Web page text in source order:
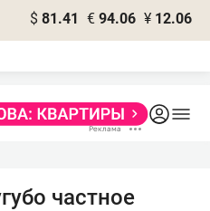
$ 81.41 € 94.06 ¥ 12.06
частное